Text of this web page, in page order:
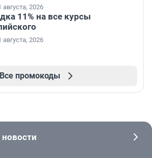
августа, 2026
11% на все курсы
августа, 2026
Все промокоды